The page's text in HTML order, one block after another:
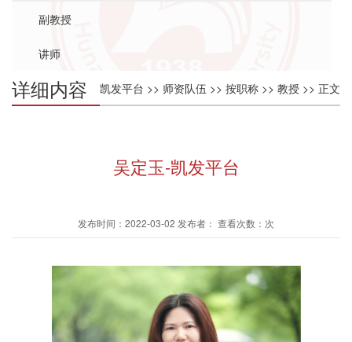
副教授
讲师
凯发平台 >> 师资队伍 >> 按职称 >> 教授 >> 正文
详细内容
吴定玉-凯发平台
发布时间：2022-03-02 发布者： 查看次数：次